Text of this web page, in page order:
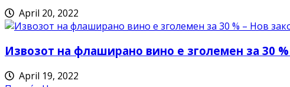
April 20, 2022
Извозот на флаширано вино е зголемен за 30
April 19, 2022